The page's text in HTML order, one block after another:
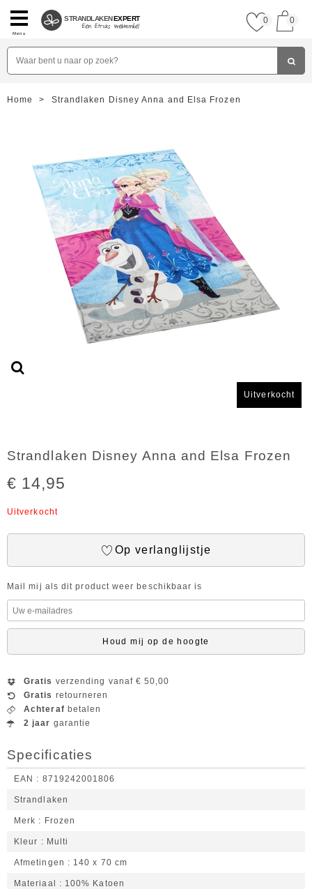
Menu
STRANDLAKENEXPERT 0 0
Home > Strandlaken Disney Anna and Elsa Frozen
Uitverkocht
Strandlaken Disney Anna and Elsa Frozen
€ 14,95
Uitverkocht
Op verlanglijstje
Mail mij als dit product weer beschikbaar is
Houd mij op de hoogte
Gratis verzending vanaf € 50,00
Gratis retourneren
Achteraf betalen
2 jaar garantie
Specificaties
EAN 8719242001806
Strandlaken
Merk Frozen
Kleur Multi
Afmetingen 140 x 70 cm
Materiaal 100% Katoen